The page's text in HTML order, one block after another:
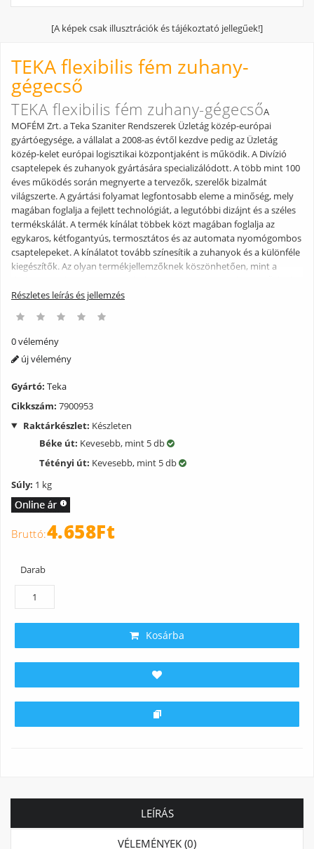
[A képek csak illusztrációk és tájékoztató jellegűek!]
TEKA flexibilis fém zuhany-
gégecső
TEKA flexibilis fém zuhany-gégecsőA
MOFÉM Zrt. a Teka Szaniter Rendszerek Üzletág közép-európai
gyártóegysége, a vállalat a 2008-as évtől kezdve pedig az Üzletág
közép-kelet európai logisztikai központjaként is működik. A Divízió
csaptelepek és zuhanyok gyártására specializálódott. A több mint 100
éves működés során megnyerte a tervezők, szerelők bizalmát
világszerte. A gyártási folyamat legfontosabb eleme a minőség, mely
magában foglalja a fejlett technológiát, a legutóbbi dizájnt és a széles
termékskálát. A termék kínálat többek közt magában foglalja az
egykaros, kétfogantyús, termosztátos és az automata nyomógombos
csaptelepeket. A kínálatot tovább színesítik a zuhanyok és a különféle
kiegészítők. Az olyan termékjellemzőknek köszönhetően, mint a
vonzó termékskálát kínál a piac közép és felső szegmensében.
csatlakozóanyákkal -króm színű
Részletes leírás és jellemzés
0 vélemény
új vélemény
Gyártó: Teka
Cikkszám: 7900953
Raktárkészlet: Készleten
Béke út: Kevesebb, mint 5 db
Tétényi út: Kevesebb, mint 5 db
Súly: 1 kg
4.658Ft
Darab
Kosárba
LEÍRÁS
VÉLEMÉNYEK (0)